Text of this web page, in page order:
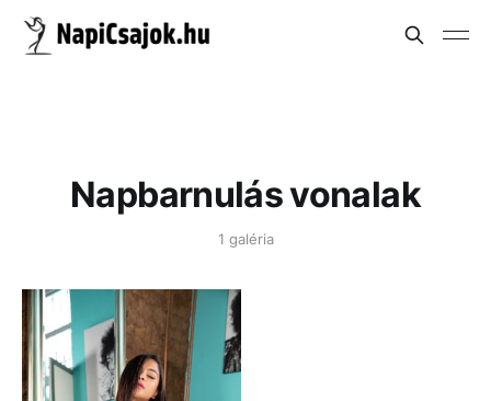
Napbarnulás vonalak
1 galéria